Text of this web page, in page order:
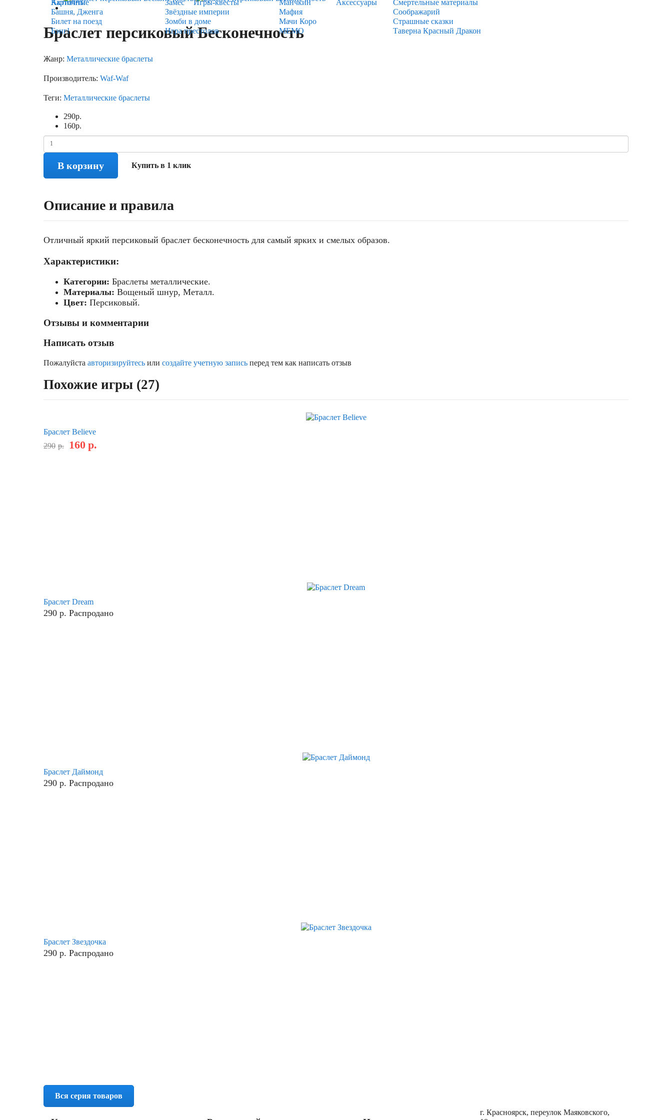
Карточные
Игры-квесты
Аксессуары
Активити
Башня, Дженга
Билет на поезд
Бэнг!
Замес
Звёздные империи
Зомби в доме
Игра престолов
Манчкин
Мафия
Мачи Коро
МЕМО
Смертельные материалы
Соображарий
Страшные сказки
Таверна Красный Дракон
Браслет персиковый Бесконечность
Жанр: Металлические браслеты
Производитель: Waf-Waf
Теги: Металлические браслеты
290р.
160р.
В корзину Купить в 1 клик
Описание и правила
Отличный яркий персиковый браслет бесконечность для самый ярких и смелых образов.
Характеристики:
Категории: Браслеты металлические.
Материалы: Вощеный шнур, Металл.
Цвет: Персиковый.
Отзывы и комментарии
Написать отзыв
Пожалуйста авторизируйтесь или создайте учетную запись перед тем как написать отзыв
Похожие игры (27)
Браслет Believe
290 р. 160 р.
Браслет Dream
290 р. Распродано
Браслет Даймонд
290 р. Распродано
Браслет Звездочка
290 р. Распродано
Вся серия товаров
г. Красноярск, переулок Маяковского,